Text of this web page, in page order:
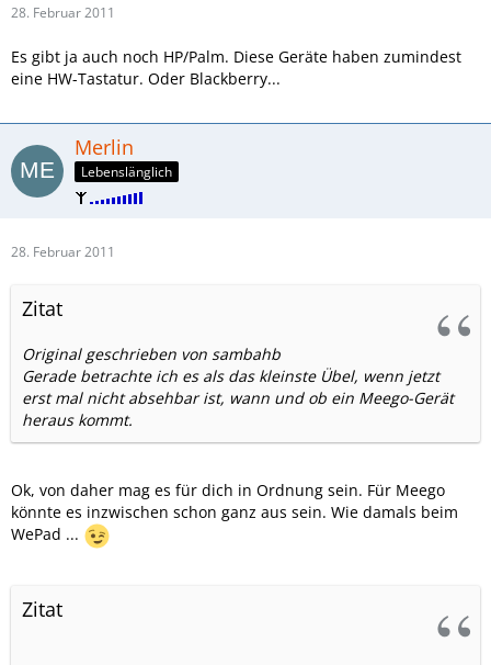
28. Februar 2011
Es gibt ja auch noch HP/Palm. Diese Geräte haben zumindest
eine HW-Tastatur. Oder Blackberry...
Merlin
Lebenslänglich
28. Februar 2011
Zitat
Original geschrieben von sambahb
Gerade betrachte ich es als das kleinste Übel, wenn jetzt
erst mal nicht absehbar ist, wann und ob ein Meego-Gerät
heraus kommt.
Ok, von daher mag es für dich in Ordnung sein. Für Meego
könnte es inzwischen schon ganz aus sein. Wie damals beim
WePad ...
Zitat